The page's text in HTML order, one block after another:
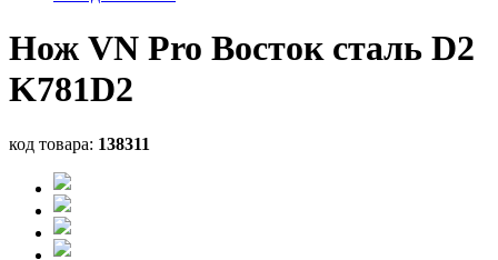
Нож VN Pro Восток сталь D2
K781D2
код товара: 138311